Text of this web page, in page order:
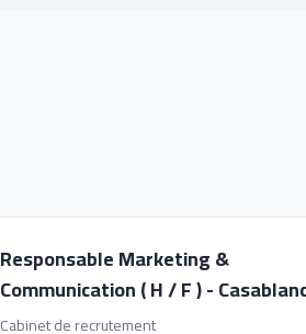
Responsable Marketing &
Communication ( H / F ) -
Cabinet de recrutement